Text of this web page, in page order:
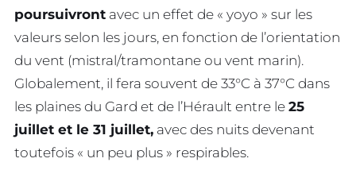
poursuivront avec un effet de « yoyo » sur les
valeurs selon les jours, en fonction de l’orientation
du vent (mistral/tramontane ou vent marin).
Globalement, il fera souvent de 33°C à 37°C dans
les plaines du Gard et de l’Hérault entre le 25
juillet et le 31 juillet, avec des nuits devenant
toutefois « un peu plus » respirables.